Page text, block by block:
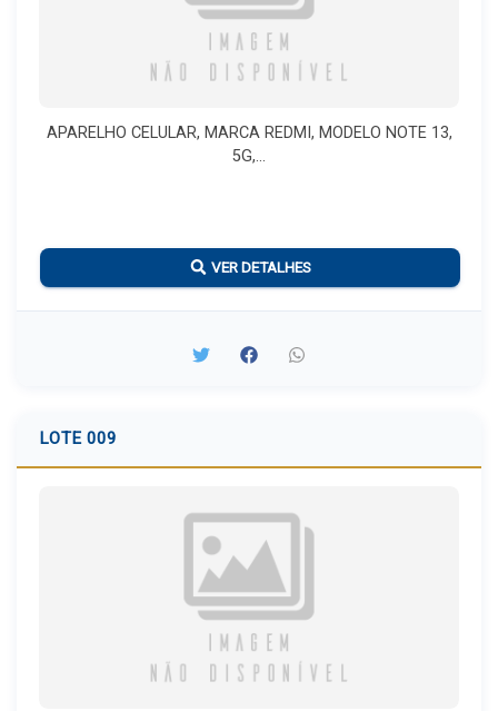
APARELHO CELULAR, MARCA REDMI, MODELO NOTE 13,
5G,...
VER DETALHES
LOTE 009